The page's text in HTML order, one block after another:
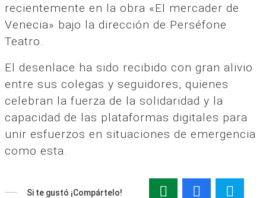
recientemente en la obra «El mercader de
Venecia» bajo la dirección de Perséfone
Teatro.
El desenlace ha sido recibido con gran alivio
entre sus colegas y seguidores, quienes
celebran la fuerza de la solidaridad y la
capacidad de las plataformas digitales para
unir esfuerzos en situaciones de emergencia
como esta.
Si te gustó ¡Compártelo!